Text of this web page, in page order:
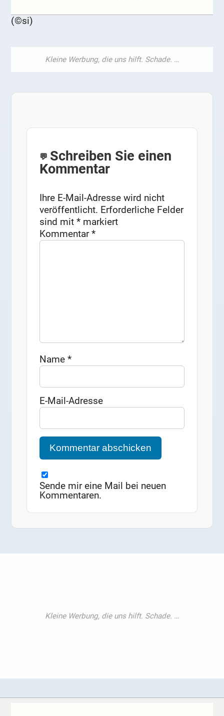
(©si)
Schreiben Sie einen
Kommentar
Ihre E-Mail-Adresse wird nicht
veröffentlicht. Erforderliche Felder
sind mit* markiert
Kommentar*
Name*
E-Mail-Adresse
Sende mir eine Mail bei neuen
Kommentaren.